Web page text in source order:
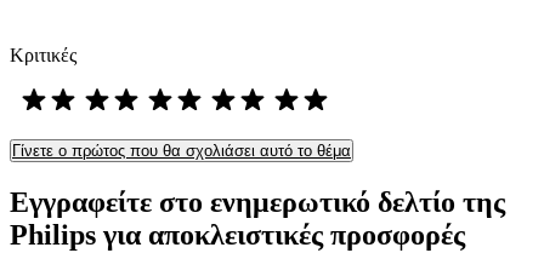
Κριτικές
Γίνετε ο πρώτος που θα σχολιάσει αυτό το θέμα
Εγγραφείτε στο ενημερωτικό δελτίο της
Philips για αποκλειστικές προσφορές